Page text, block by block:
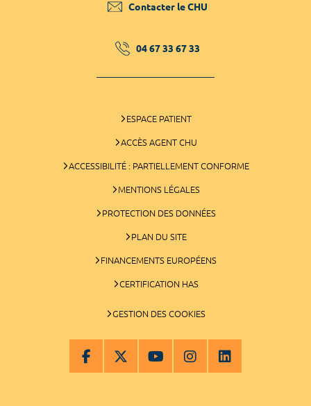
Contacter le CHU
04 67 33 67 33
ESPACE PATIENT
ACCÈS AGENT CHU
ACCESSIBILITÉ : PARTIELLEMENT CONFORME
MENTIONS LÉGALES
PROTECTION DES DONNÉES
PLAN DU SITE
FINANCEMENTS EUROPÉENS
CERTIFICATION HAS
GESTION DES COOKIES